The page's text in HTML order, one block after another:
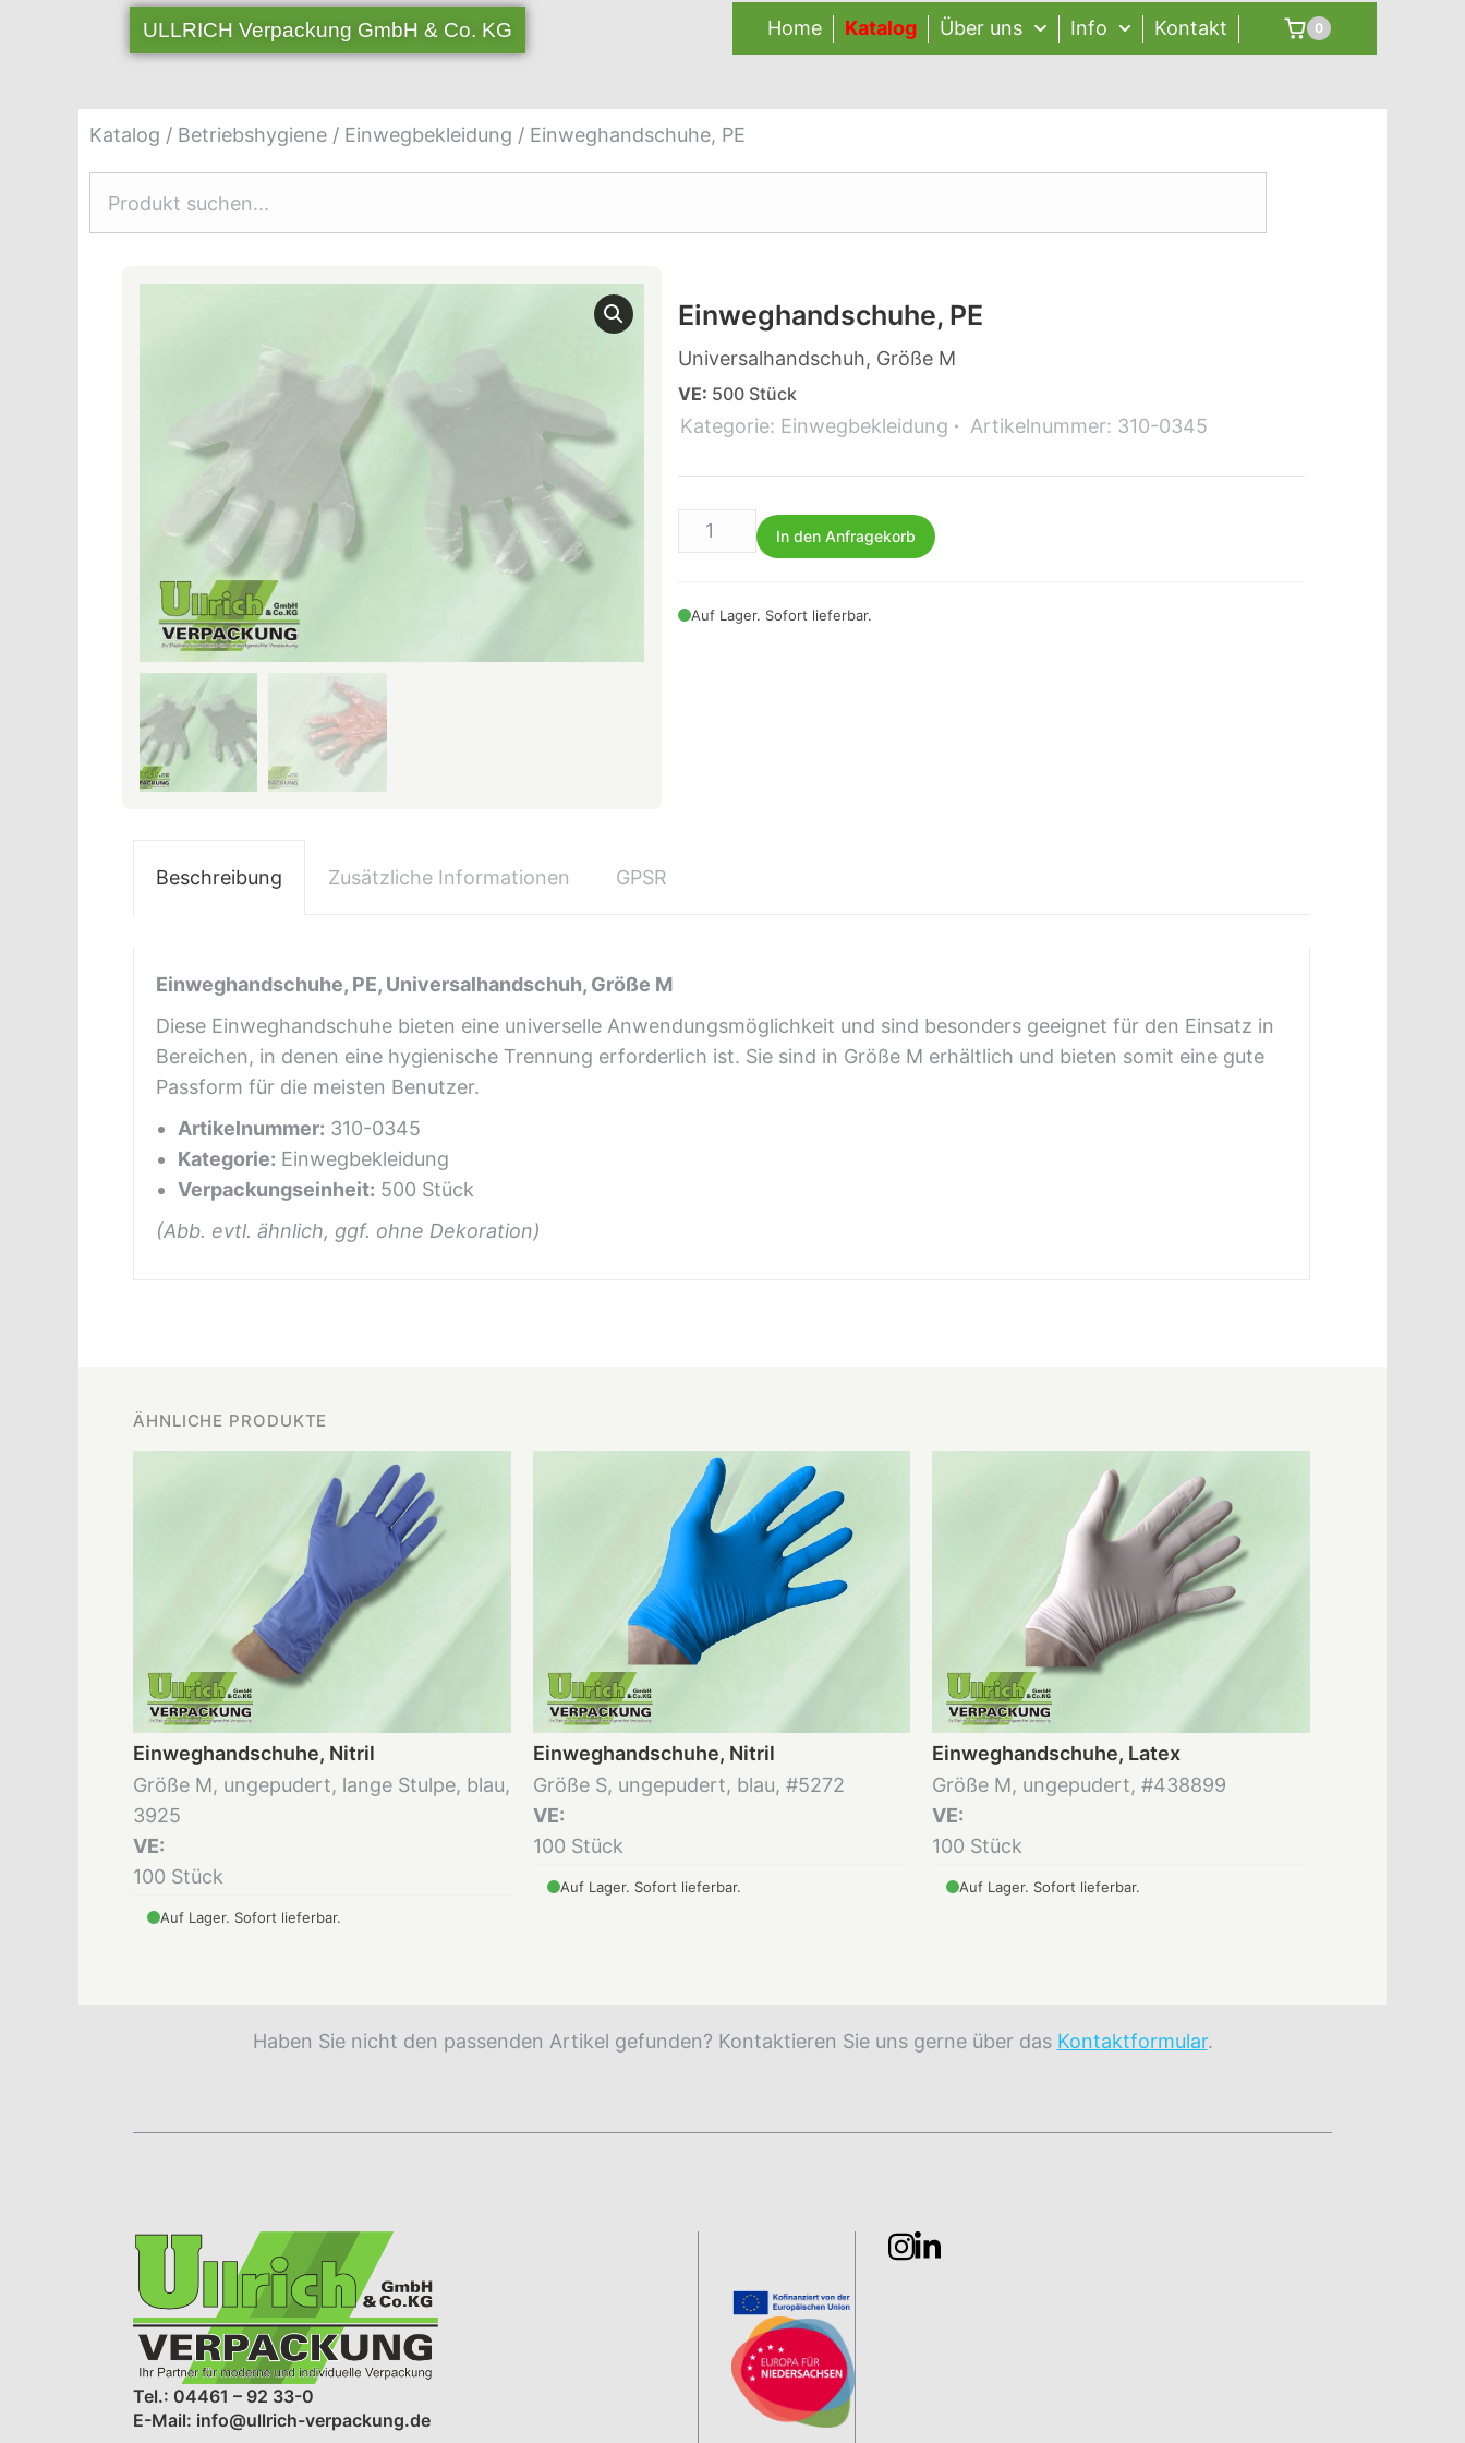
ULLRICH Verpackung GmbH & Co. KG Home Katalog Über uns Info Kontakt 0
Katalog / Betriebshygiene / Einwegbekleidung / Einweghandschuhe, PE
Einweghandschuhe, PE
Universalhandschuh, Größe M
VE: 500 Stück
Kategorie: Einwegbekleidung Artikelnummer: 310-0345
In den Anfragekorb
Auf Lager. Sofort lieferbar.
Beschreibung Zusätzliche Informationen GPSR
Einweghandschuhe, PE, Universalhandschuh, Größe M
Diese Einweghandschuhe bieten eine universelle Anwendungsmöglichkeit und sind besonders geeignet für den Einsatz in
Bereichen, in denen eine hygienische Trennung erforderlich ist. Sie sind in Größe M erhältlich und bieten somit eine gute
Passform für die meisten Benutzer.
Artikelnummer: 310-0345
Kategorie: Einwegbekleidung
Verpackungseinheit: 500 Stück
(Abb. evtl. ähnlich, ggf. ohne Dekoration)
ÄHNLICHE PRODUKTE
Einweghandschuhe, Nitril
Größe M, ungepudert, lange Stulpe, blau,
3925
VE:
100 Stück
Auf Lager. Sofort lieferbar.
Einweghandschuhe, Nitril
Größe S, ungepudert, blau, #5272
VE:
100 Stück
Auf Lager. Sofort lieferbar.
Einweghandschuhe, Latex
Größe M, ungepudert, #438899
VE:
100 Stück
Auf Lager. Sofort lieferbar.
Haben Sie nicht den passenden Artikel gefunden? Kontaktieren Sie uns gerne über das Kontaktformular.
Tel.: 04461 – 92 33-0
E-Mail: info@ullrich-verpackung.de